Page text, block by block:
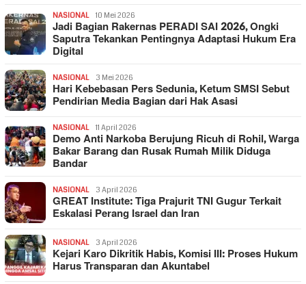
NASIONAL 10 Mei 2026
Jadi Bagian Rakernas PERADI SAI 2026, Ongki
Saputra Tekankan Pentingnya Adaptasi Hukum Era
Digital
NASIONAL 3 Mei 2026
Hari Kebebasan Pers Sedunia, Ketum SMSI Sebut
Pendirian Media Bagian dari Hak Asasi
NASIONAL 11 April 2026
Demo Anti Narkoba Berujung Ricuh di Rohil, Warga
Bakar Barang dan Rusak Rumah Milik Diduga
Bandar
NASIONAL 3 April 2026
GREAT Institute: Tiga Prajurit TNI Gugur Terkait
Eskalasi Perang Israel dan Iran
NASIONAL 3 April 2026
Kejari Karo Dikritik Habis, Komisi III: Proses Hukum
Harus Transparan dan Akuntabel